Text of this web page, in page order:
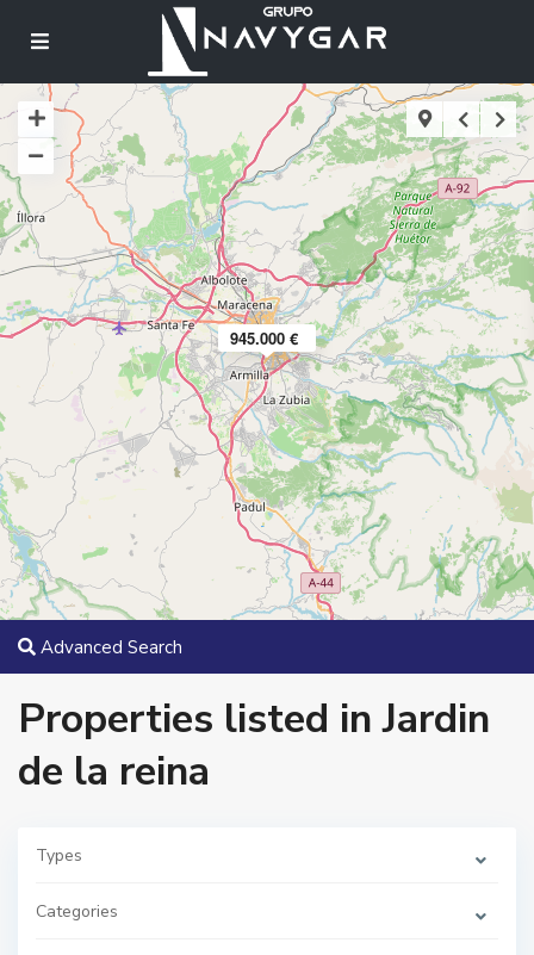
945.000 €
Advanced Search
Properties listed in Jardin
de la reina
Types
Categories
a
i
n